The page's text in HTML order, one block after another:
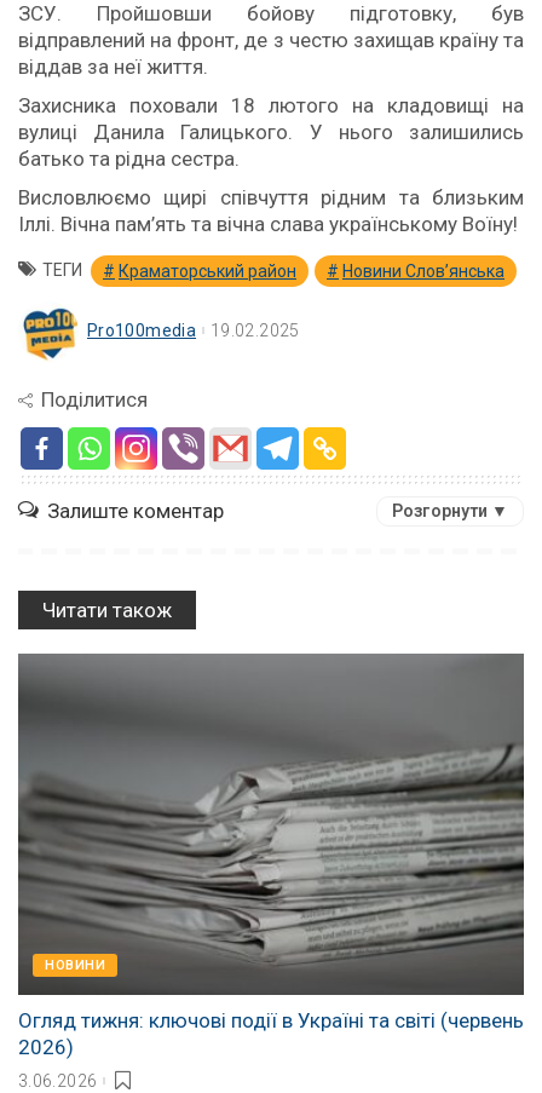
ЗСУ. Пройшовши бойову підготовку, був
відправлений на фронт, де з честю захищав країну та
віддав за неї життя.
Захисника поховали 18 лютого на кладовищі на
вулиці Данила Галицького. У нього залишились
батько та рідна сестра.
Висловлюємо щирі співчуття рідним та близьким
Іллі. Вічна пам’ять та вічна слава українському Воїну!
ТЕГИ Краматорський район Новини Словʼянська
Pro100media 19.02.2025
Поділитися
Залиште коментар Розгорнути ▼
Читати також
НОВИНИ
Огляд тижня: ключові події в Україні та світі (червень
2026)
3.06.2026